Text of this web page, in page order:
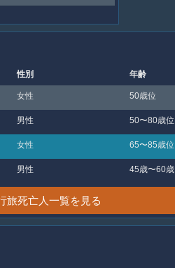
性別 年齢
女性 50歳位
男性 50〜80歳位
女性 65〜85歳位
男性 45歳〜60歳
旅死亡人一覧を見る